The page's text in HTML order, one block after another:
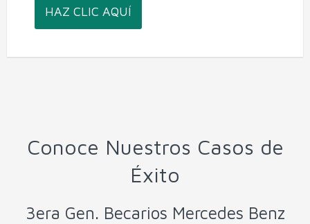
HAZ CLIC AQUÍ
Conoce Nuestros Casos de
Éxito
3era Gen. Becarios Mercedes Benz